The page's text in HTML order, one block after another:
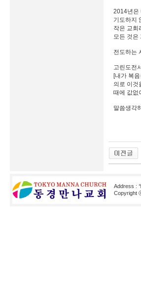
2014년은
기도하지
작은 교회
모든 것은
전도하는
고린도전
[내가 복
의로 이것
때에 값없
말씀생각
Address :
Copyright